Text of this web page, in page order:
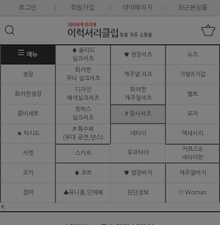
로그인 회원가입 마이페이지 최근본상품
메뉴
♠ 솔리드
실크셔츠
♥ 정장셔츠 슈즈
정장
화려한
무늬 실크셔츠
캐주얼 셔츠 가방&지갑
화려한정장
디자인
배색실크셔츠
화려한
캐주얼셔츠
벨트
콤비세트
핫픽스
실크셔츠
# 망사셔츠 모자
★ 턱시도
♬ 특수복
(무대.공연,댄스)
넥타이 액세서리
자켓 스카프 루프타이
커프스&
넥타이핀
조끼 ♠ 코트 ♥ 정장바지 캐주얼바지
점퍼 ♣유니폼,단체복 원단정보 ♡ Woman
ㅌ